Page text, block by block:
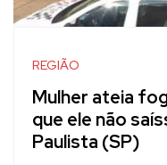
REGIÃO
Mulher ateia
que ele não
Paulista (SP)